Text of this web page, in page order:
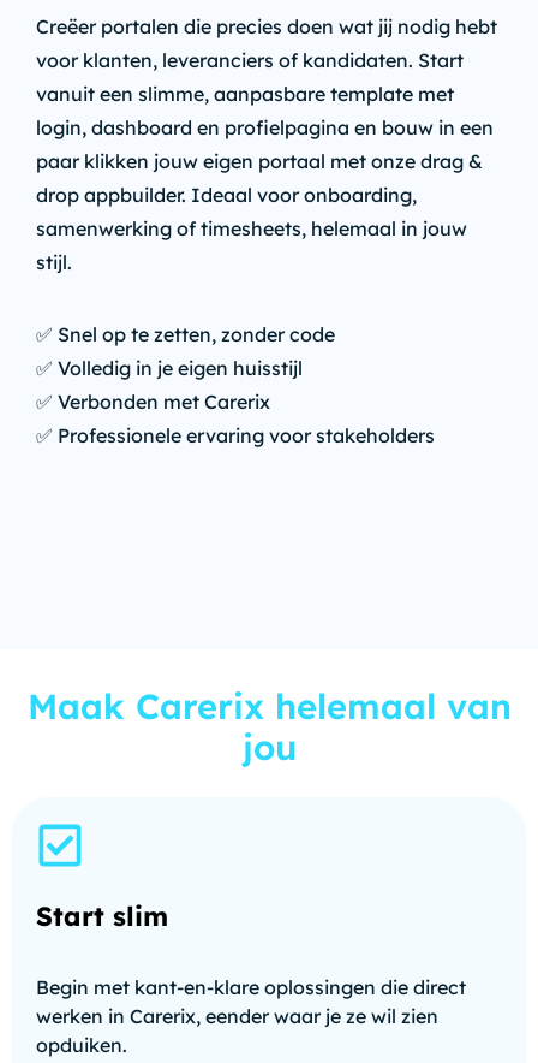
Creëer portalen die precies doen wat jij nodig hebt
voor klanten, leveranciers of kandidaten. Start
vanuit een slimme, aanpasbare template met
login, dashboard en profielpagina en bouw in een
paar klikken jouw eigen portaal met onze drag &
drop appbuilder. Ideaal voor onboarding,
samenwerking of timesheets, helemaal in jouw
stijl.
✅ Snel op te zetten, zonder code
✅ Volledig in je eigen huisstijl
✅ Verbonden met Carerix
✅ Professionele ervaring voor stakeholders
Maak Carerix helemaal van
jou
Start slim
Begin met kant-en-klare oplossingen die direct
werken in Carerix, eender waar je ze wil zien
opduiken.